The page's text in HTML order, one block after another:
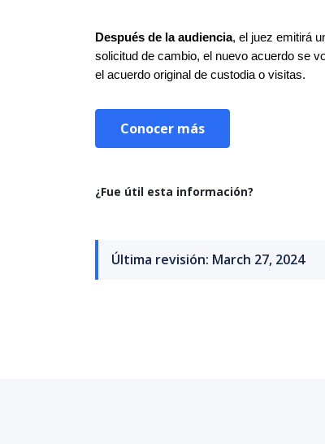
Después de la audiencia, el juez emitirá
solicitud de cambio, el nuevo acuerdo se
el acuerdo original de custodia o visitas.
Conocer más
¿Fue útil esta información?
Última revisión: March 27, 2024